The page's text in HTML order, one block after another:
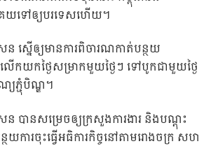
យទៅឲ្យបរទេសហើយ។
ស្នើឲ្យមានការពិចារណកាត់បន្ថយ
កយកថ្ងៃសម្រាកមួយថ្ងៃៗ ទៅបូកជាមួយថ្ងៃ
យភ្ជុំបិណ្ឌ។
បានសម្រេចឲ្យក្រសួងការងារ និងបណ្តុះ
ថយការចុះធ្វើអធិការកិច្ចនៅតាមរោងចក្រ សហ